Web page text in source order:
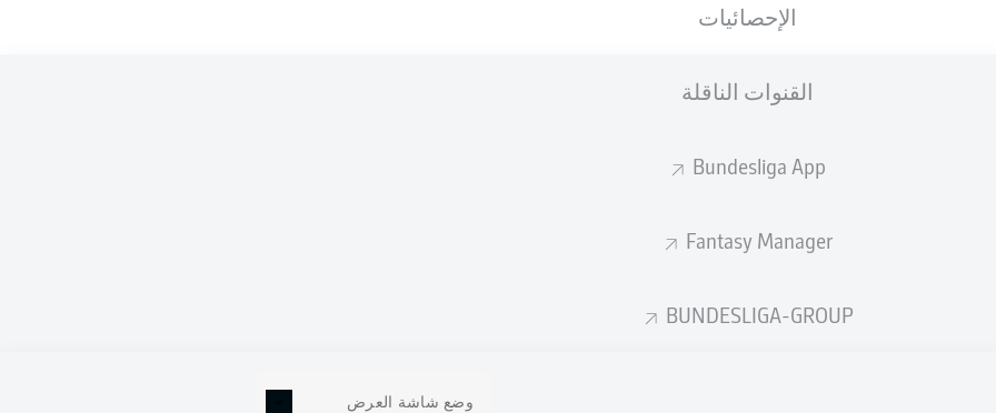
الإحصائيات
القنوات الناقلة
Bundesliga App
Fantasy Manager
BUNDESLIGA-GROUP
وضع شاشة العرض
إحصائيات موسم 2025/2026